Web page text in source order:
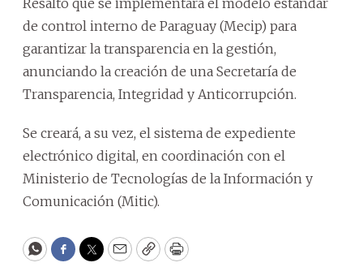
de control interno de Paraguay (Mecip) para
garantizar la transparencia en la gestión,
anunciando la creación de una Secretaría de
Transparencia, Integridad y Anticorrupción.
Se creará, a su vez, el sistema de expediente
electrónico digital, en coordinación con el
Ministerio de Tecnologías de la Información y
Comunicación (Mitic).
WhatsApp
Facebook
Twitter
EmailCopyPrint